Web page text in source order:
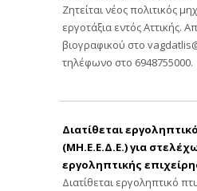
Ζητείται νέος πολιτικός
εργοτάξια εντός Αττικής.
βιογραφικού στο
τηλέφωνο στο 6948755000.
Διατίθεται
(ΜΗ.Ε.Ε.Δ.Ε.) για
εργοληπτικής
Διατίθεται εργοληπτικό